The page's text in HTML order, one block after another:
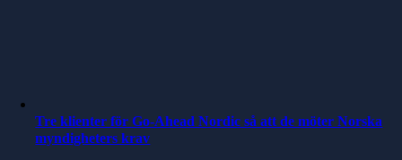
Tre klienter för Go-Ahead Nordic så att de möter Norska
myndigheters krav